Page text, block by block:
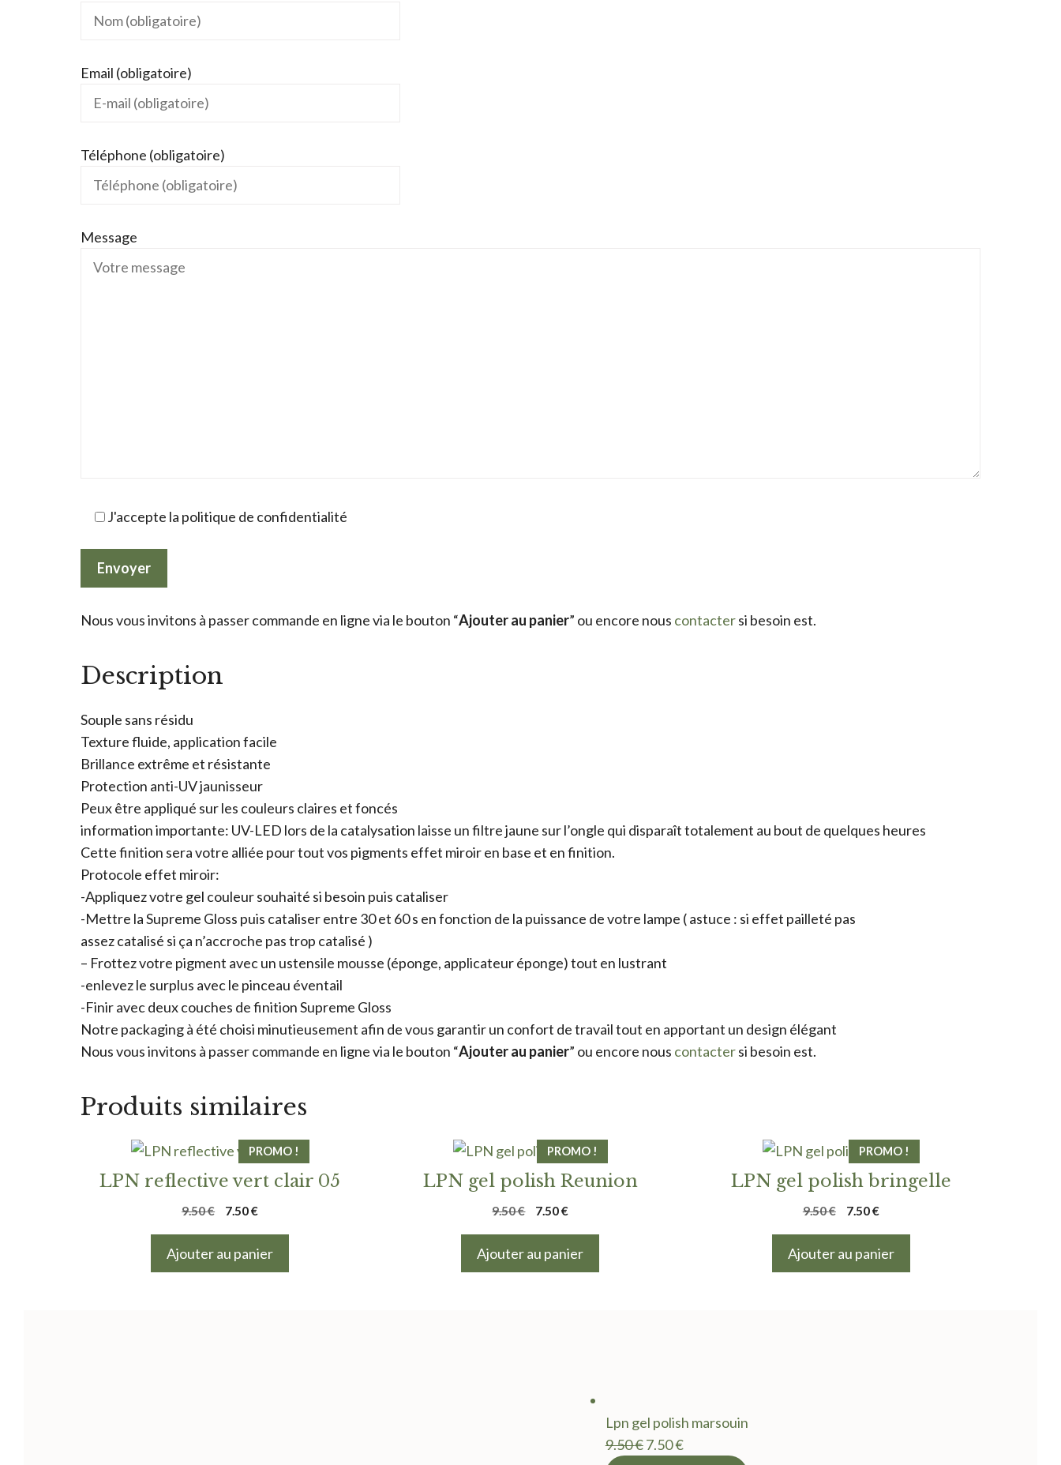
Email (obligatoire)
Téléphone (obligatoire)
Message
J'accepte la politique de confidentialité
Nous vous invitons à passer commande en ligne via le bouton “Ajouter au panier” ou encore nous contactersi besoin est.
Description
Souple sans résidu
Texture fluide, application facile
Brillance extrême et résistante
Protection anti-UV jaunisseur
Peux être appliqué sur les couleurs claires et foncés
information importante: UV-LED lors de la catalysation laisse un filtre jaune sur l’ongle qui disparaît totalement au bout de quelques heures
Cette finition sera votre alliée pour tout vos pigments effet miroir en base et en finition.
Protocole effet miroir:
-Appliquez votre gel couleur souhaité si besoin puis cataliser
-Mettre la Supreme Gloss puis cataliser entre 30 et 60 s en fonction de la puissance de votre lampe ( astuce : si effet pailleté pas
assez catalisé si ça n’accroche pas trop catalisé )
– Frottez votre pigment avec un ustensile mousse (éponge, applicateur éponge) tout en lustrant
-enlevez le surplus avec le pinceau éventail
-Finir avec deux couches de finition Supreme Gloss
Notre packaging à été choisi minutieusement afin de vous garantir un confort de travail tout en apportant un design élégant
Nous vous invitons à passer commande en ligne via le bouton “Ajouter au panier” ou encore nous contactersi besoin est.
Produits similaires
PROMO !
LPN reflective vert clair 05
9.50€
Le
initial
7.50€Le
actuel
Ajouter au panier
PROMO !
LPN gel polish Reunion
9.50€
Le
initial
7.50€Le
actuel
Ajouter au panier
PROMO !
LPN gel polish bringelle
9.50€
Le
7.50€Le
actuel
Ajouter au panier
Lpn gel polish marsouin
9.50€Le
7.50€Le